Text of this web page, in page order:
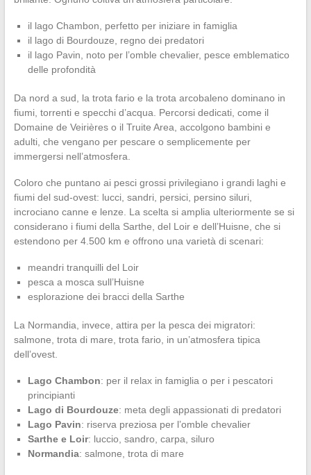
il lago Chambon, perfetto per iniziare in famiglia
il lago di Bourdouze, regno dei predatori
il lago Pavin, noto per l’omble chevalier, pesce emblematico
delle profondità
Da nord a sud, la trota fario e la trota arcobaleno dominano in
fiumi, torrenti e specchi d’acqua. Percorsi dedicati, come il
Domaine de Veirières o il Truite Area, accolgono bambini e
adulti, che vengano per pescare o semplicemente per
immergersi nell’atmosfera.
Coloro che puntano ai pesci grossi privilegiano i grandi laghi e
fiumi del sud-ovest: lucci, sandri, persici, persino siluri,
incrociano canne e lenze. La scelta si amplia ulteriormente se si
considerano i fiumi della Sarthe, del Loir e dell’Huisne, che si
estendono per 4.500 km e offrono una varietà di scenari:
meandri tranquilli del Loir
pesca a mosca sull’Huisne
esplorazione dei bracci della Sarthe
La Normandia, invece, attira per la pesca dei migratori:
salmone, trota di mare, trota fario, in un’atmosfera tipica
dell’ovest.
Lago Chambon: per il relax in famiglia o per i pescatori
principianti
Lago di Bourdouze: meta degli appassionati di predatori
Lago Pavin: riserva preziosa per l’omble chevalier
Sarthe e Loir: luccio, sandro, carpa, siluro
Normandia: salmone, trota di mare